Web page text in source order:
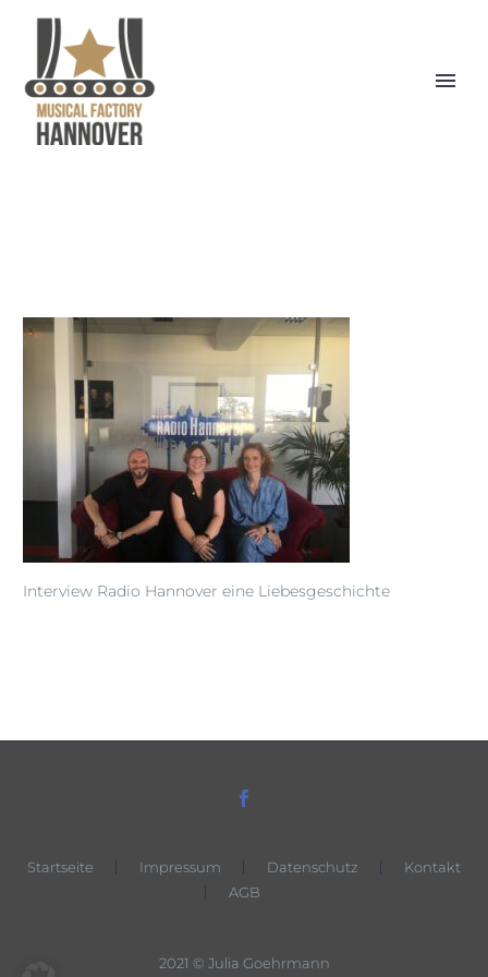
Interview Radio Hannover eine Liebesgeschichte
Startseite Impressum Datenschutz
Kontakt
AGB
2021 © Julia Goehrmann